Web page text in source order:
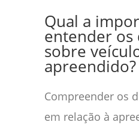
Qual a
entender os
sobre
apreendido?
Compreender os
em relação à